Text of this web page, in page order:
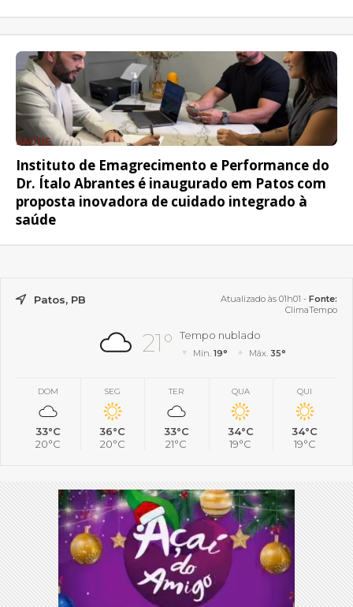
SAÚDE
Instituto de Emagrecimento e Performance do
Dr. Ítalo Abrantes é inaugurado em Patos com
proposta inovadora de cuidado integrado à
saúde
Patos, PB Atualizado às 01h01 - Fonte:
ClimaTempo
21° Tempo nublado
Mín.19° Máx. 35°
DOM
33°C
20°C
SEG
36°C
20°C
TER
33°C
21°C
QUA
34°C
19°C
QUI
34°C
19°C